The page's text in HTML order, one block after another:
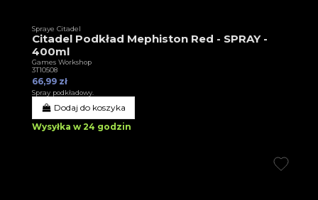
Spraye Citadel
Citadel Podkład Mephiston Red - SPRAY -
400ml
Games Workshop
3T10508
66,99 zł
Spray podkładowy.
Dodaj do koszyka
Wysyłka w 24 godzin